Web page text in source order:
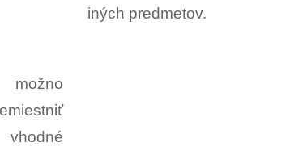
iných predmetov.